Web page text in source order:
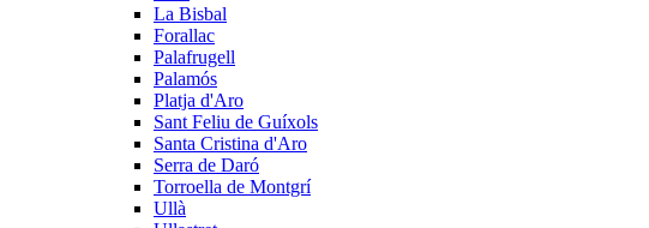
La Bisbal
Forallac
Palafrugell
Palamós
Platja d'Aro
Sant Feliu de Guíxols
Santa Cristina d'Aro
Serra de Daró
Torroella de Montgrí
Ullà